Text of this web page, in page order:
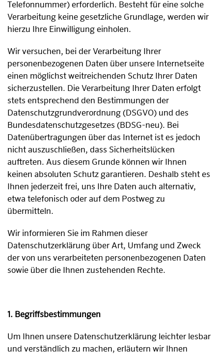
Telefonnummer) erforderlich. Besteht für eine solche
Verarbeitung keine gesetzliche Grundlage, werden wir
hierzu Ihre Einwilligung einholen.
Wir versuchen, bei der Verarbeitung Ihrer
personenbezogenen Daten über unsere Internetseite
einen möglichst weitreichenden Schutz Ihrer Daten
sicherzustellen. Die Verarbeitung Ihrer Daten erfolgt
stets entsprechend den Bestimmungen der
Datenschutzgrundverordnung (DSGVO) und des
Bundesdatenschutzgesetzes (BDSG-neu). Bei
Datenübertragungen über das Internet ist es jedoch
nicht auszuschließen, dass Sicherheitslücken
auftreten. Aus diesem Grunde können wir Ihnen
keinen absoluten Schutz garantieren. Deshalb steht es
Ihnen jederzeit frei, uns Ihre Daten auch alternativ,
etwa telefonisch oder auf dem Postweg zu
übermitteln.
Wir informieren Sie im Rahmen dieser
Datenschutzerklärung über Art, Umfang und Zweck
der von uns verarbeiteten personenbezogenen Daten
sowie über die Ihnen zustehenden Rechte.
1. Begriffsbestimmungen
Um Ihnen unsere Datenschutzerklärung leichter lesbar
und verständlich zu machen, erläutern wir Ihnen